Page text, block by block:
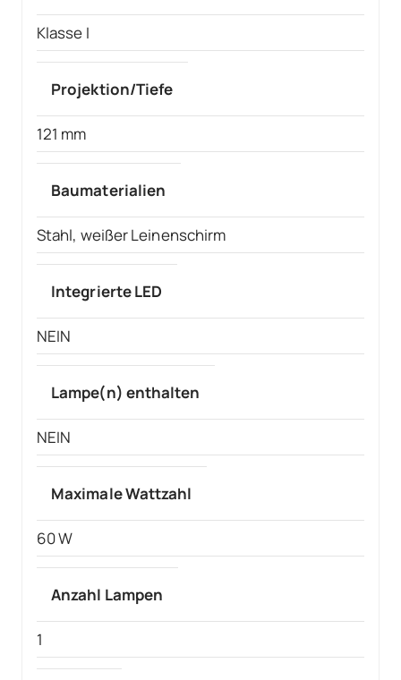
Klasse I
Projektion/Tiefe
121 mm
Baumaterialien
Stahl, weißer Leinenschirm
Integrierte LED
NEIN
Lampe(n) enthalten
NEIN
Maximale Wattzahl
60 W
Anzahl Lampen
1